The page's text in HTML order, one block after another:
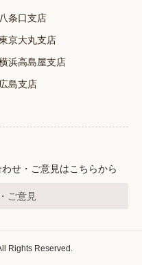
八条口支店
京大丸支店
浜高島屋支店
広島支店
せ・ご意見はこちらから
ご意見
Rights Reserved.